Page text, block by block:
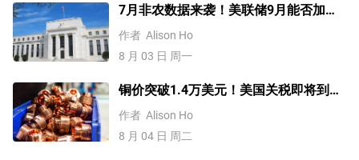
7月非农数据来袭！美联储9月能否加
息？黄金、美元行情一触即发
作者 Alison Ho
8 月 03 日 周一
铜价突破1.4万美元！美国关税即将到
来？未来会再创新高吗？
作者 Alison Ho
8 月 04 日 周二